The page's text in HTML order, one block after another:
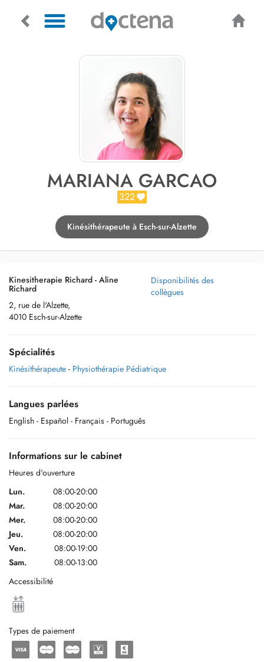
MARIANA GARCAO
322
Kinésithérapeute à Esch-sur-Alzette
Kinesitherapie Richard - Aline
Richard
2, rue de l'Alzette,
4010 Esch-sur-Alzette
Disponibilités des
collègues
Spécialités
Kinésithérapeute - Physiothérapie Pédiatrique
Langues parlées
English - Español - Français - Português
Informations sur le cabinet
Heures d'ouverture
Lun.
08:00-20:00
Mar.
08:00-20:00
Mer.
08:00-20:00
Jeu.
08:00-20:00
Ven.
08:00-19:00
Sam.
08:00-13:00
Accessibilité
Types de paiement